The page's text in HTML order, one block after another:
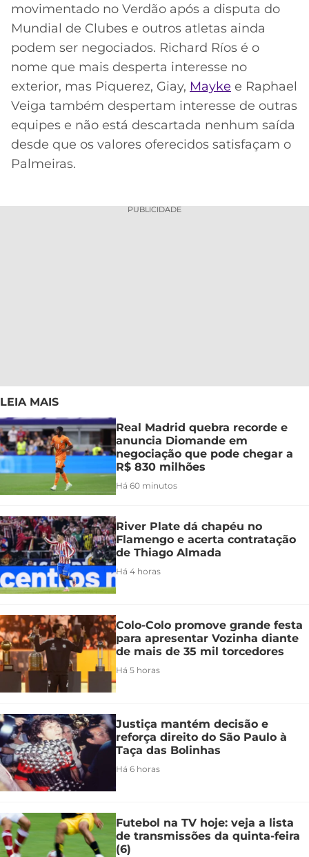
movimentado no Verdão após a disputa do
Mundial de Clubes e outros atletas ainda
podem ser negociados. Richard Ríos é o
nome que mais desperta interesse no
exterior, mas Piquerez, Giay, Mayke e Raphael
Veiga também despertam interesse de outras
equipes e não está descartada nenhum saída
desde que os valores oferecidos satisfaçam o
Palmeiras.
PUBLICIDADE
LEIA MAIS
Real Madrid quebra recorde e
anuncia Diomande em
negociação que pode chegar a
R$ 830 milhões
Há 60 minutos
River Plate dá chapéu no
Flamengo e acerta contratação
de Thiago Almada
Há 4 horas
Colo-Colo promove grande festa
para apresentar Vozinha diante
de mais de 35 mil torcedores
Há 5 horas
Justiça mantém decisão e
reforça direito do São Paulo à
Taça das Bolinhas
Há 6 horas
Futebol na TV hoje: veja a lista
de transmissões da quinta-feira
(6)